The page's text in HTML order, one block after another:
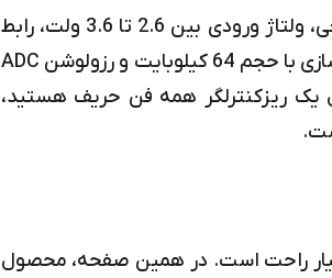
دارای 37 عدد ورودی و خروجی، ولتاژ ورودی بین 2.6 تا 3.6 ولت، رابط
های سریالی USB، UART، SPI، I2C، CAN، حافظه ذخیره سازی با حجم 64 کیلوبایت و رزولوشن ADC
یک ریزکنترلگر همه فن حریف هستید،
راحت است. در همین صفحه، محصول